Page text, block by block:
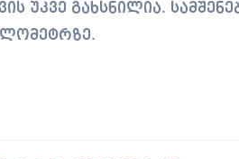
უკვე გახსნილია.